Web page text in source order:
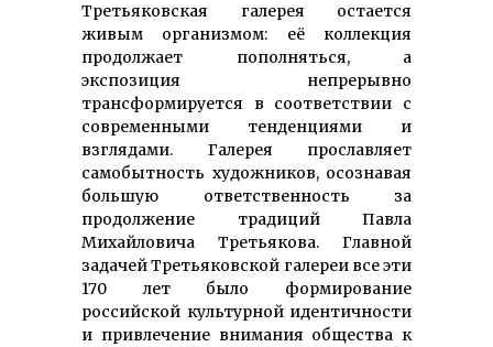
Третьяковская галерея остается
живым организмом: её коллекция
продолжает пополняться, а
экспозиция непрерывно
трансформируется в соответствии с
современными тенденциями и
взглядами. Галерея прославляет
самобытность художников, осознавая
большую ответственность за
продолжение традиций Павла
Михайловича Третьякова. Главной
задачей Третьяковской галереи все эти
170 лет было формирование
российской культурной идентичности
и привлечение внимания общества к